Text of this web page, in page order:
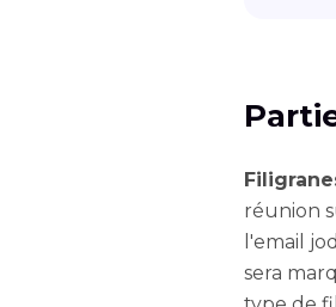
réunion
l'email
sera